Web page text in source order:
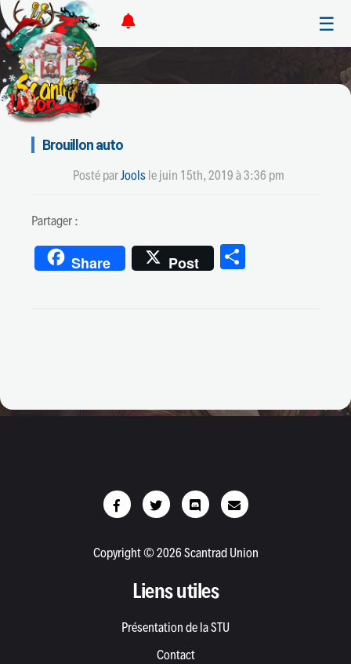
☰
Brouillon auto
Posté parJools le juin 15th, 2019 à 3:36 pm
Partager :
Share Post
Copyright © 2026 Scantrad Union
Liens utiles
Présentation de la STU
Contact